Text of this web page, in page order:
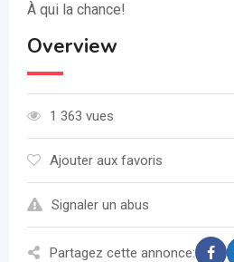
À qui la chance!
Overview
1 363 vues
Ajouter aux favoris
Signaler un abus
Partagez cette annonce: